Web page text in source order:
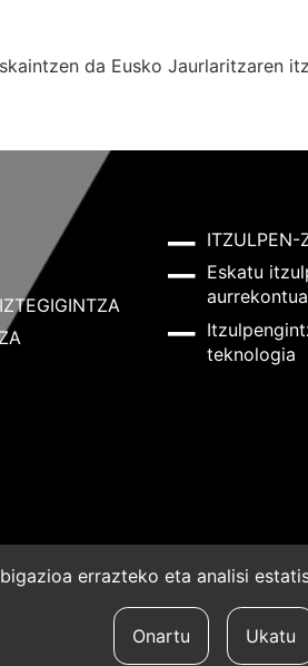
da Eusko Jaurlaritzaren
ITZULPEN-
Eskatu
aurrekontua
teknologia
errazteko eta analisi
Onartu Ukatu